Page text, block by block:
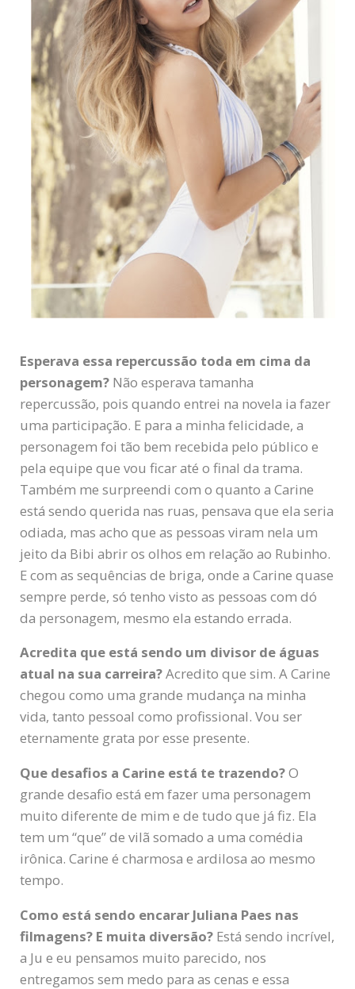
Esperava essa repercussão toda em cima da
personagem? Não esperava tamanha
repercussão, pois quando entrei na novela ia fazer
uma participação. E para a minha felicidade, a
personagem foi tão bem recebida pelo público e
pela equipe que vou ficar até o final da trama.
Também me surpreendi com o quanto a Carine
está sendo querida nas ruas, pensava que ela seria
odiada, mas acho que as pessoas viram nela um
jeito da Bibi abrir os olhos em relação ao Rubinho.
E com as sequências de briga, onde a Carine quase
sempre perde, só tenho visto as pessoas com dó
da personagem, mesmo ela estando errada.
Acredita que está sendo um divisor de águas
atual na sua carreira?Acredito que sim. A Carine
chegou como uma grande mudança na minha
vida, tanto pessoal como profissional. Vou ser
eternamente grata por esse presente.
Que desafios a Carine está te trazendo?O
grande desafio está em fazer uma personagem
muito diferente de mim e de tudo que já fiz. Ela
tem um “que” de vilã somado a uma comédia
irônica. Carine é charmosa e ardilosa ao mesmo
tempo.
Como está sendo encarar Juliana Paes nas
filmagens? E muita diversão? Está sendo incrível,
a Ju e eu pensamos muito parecido, nos
entregamos sem medo para as cenas e essa